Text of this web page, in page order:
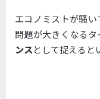
エコノミストが騒
問題が大きくなるタ
ンスとして捉えると